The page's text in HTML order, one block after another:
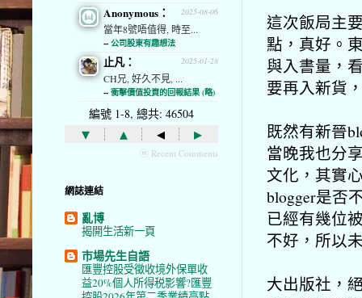
這次飯局主
點，真好。
與入書量，
要再入新貨
既然有新晉
當晚我也分
文化，其實
blogger是否
已經有幾位
不好，所以
大出版社，
2025-08-06
Anonymous：
當年8號唔值得, 時至...
-- 公司股東有趣想法
2025-01-28
止凡：
CH兄, 好久不見, ...
-- 衝擊價值投資的回報結果 (略)
編號 1-8, 總共: 46504
▾ ▴ ◂ ▸
ⓦ Recent Comments
網誌連結
亂博
揭開生活新一頁
市場先生自語
匯豐控股受徵收境外保單收
益20%個人所得税影響?匯豐